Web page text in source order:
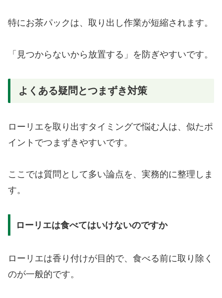
特にお茶パックは、取り出し作業が短縮されます。
「見つからないから放置する」を防ぎやすいです。
よくある疑問とつまずき対策
ローリエを取り出すタイミングで悩む人は、似たポ
イントでつまずきやすいです。
ここでは質問として多い論点を、実務的に整理しま
す。
ローリエは食べてはいけないのですか
ローリエは香り付けが目的で、食べる前に取り除く
のが一般的です。